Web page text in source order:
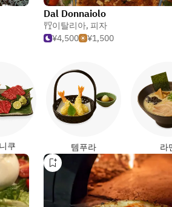
Dal Donnaiolo
이탈리아, 피자
¥4,500
¥1,500
쿠 템푸라 라